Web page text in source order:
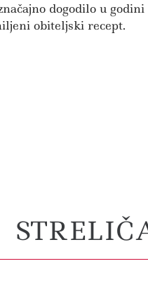
dogodilo u
obiteljski recept.